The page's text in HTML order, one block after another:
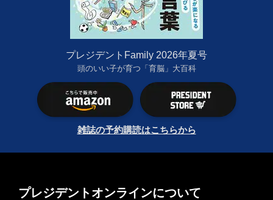
プレジデントFamily 2026年夏号
頭のいい子が育つ「育脳」大百科
雑誌の予約購読はこちらから
プレジデントオンラインについて